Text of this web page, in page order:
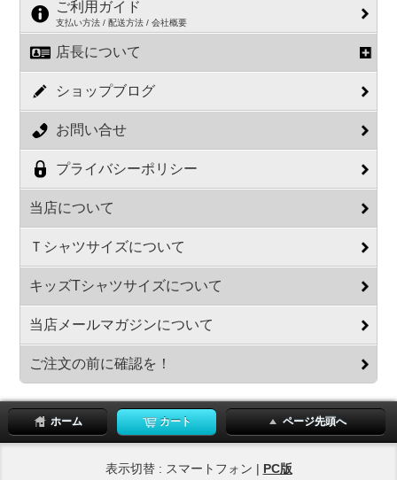
ご利用ガイド
支払い方法 / 配送方法 / 会社概要
店長について
ショップブログ
お問い合せ
プライバシーポリシー
当店について
Ｔシャツサイズについて
キッズTシャツサイズについて
当店メールマガジンについて
ご注文の前に確認を！
ホーム カート ページ先頭へ
表示切替 : スマートフォン | PC版